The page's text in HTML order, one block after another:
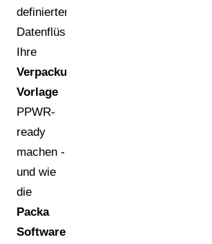
definierten
Datenflüssen
Ihre
Verpackungsdaten-
Vorlage
PPWR-
ready
machen -
und wie
die
Packa
Software